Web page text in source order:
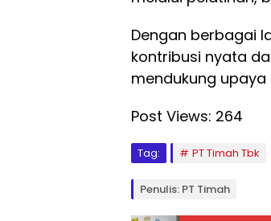
Dengan berbagai
kontribusi nyata
mendukung
Post Views: 264
Tag: PT Timah Tbk
Penulis: PT Timah